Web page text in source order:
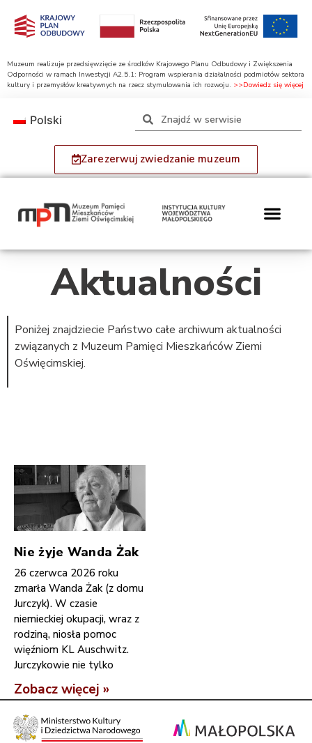
Muzeum realizuje przedsięwzięcie ze środków Krajowego Planu Odbudowy i Zwiększenia
Odporności w ramach Inwestycji A2.5.1: Program wspierania działalności podmiotów sektora
kultury i przemysłów kreatywnych na rzecz stymulowania ich rozwoju. >>Dowiedz się więcej
Zarezerwuj zwiedzanie muzeum
Polski
Aktualności
Poniżej znajdziecie Państwo całe archiwum aktualności
związanych z Muzeum Pamięci Mieszkańców Ziemi
Oświęcimskiej.
Nie żyje Wanda Żak
26 czerwca 2026 roku
zmarła Wanda Żak (z domu
Jurczyk). W czasie
niemieckiej okupacji, wraz z
rodziną, niosła pomoc
więźniom KL Auschwitz.
Jurczykowie nie tylko
Zobacz więcej »